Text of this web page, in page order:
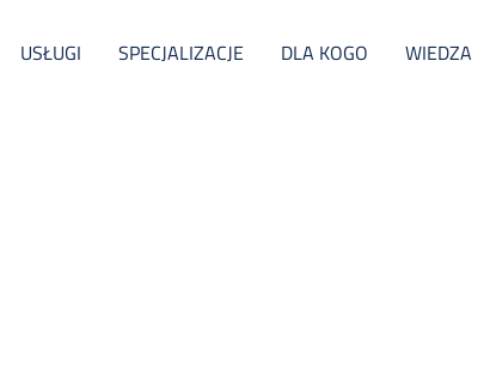
USŁUGI SPECJALIZACJE DLA KOGO WIEDZA